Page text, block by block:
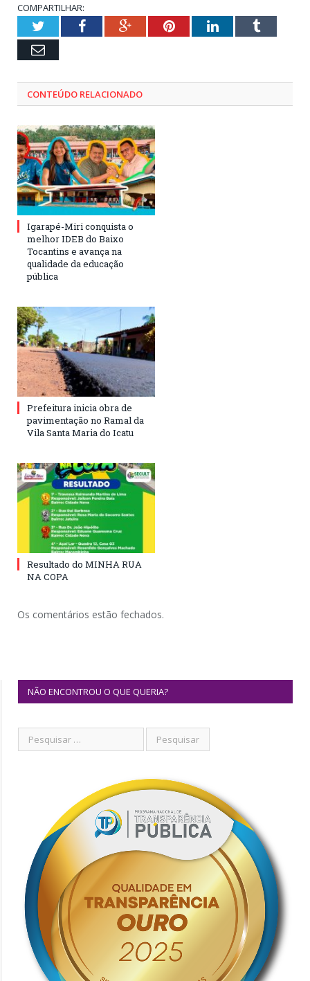
COMPARTILHAR:
TwitterFacebookGoogle+PinterestLinkedInTumblr
Email
CONTEÚDO RELACIONADO
Igarapé-Miri conquista o
melhor IDEB do Baixo
Tocantins e avança na
qualidade da educação
pública
Prefeitura inicia obra de
pavimentação no Ramal da
Vila Santa Maria do Icatu
Resultado do MINHA RUA
NA COPA
Os comentários estão fechados.
NÃO ENCONTROU O QUE QUERIA?